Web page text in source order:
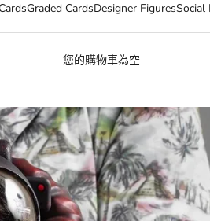
Graded CardsDesigner FiguresSocial
您的購物車為空